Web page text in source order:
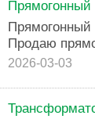
Прямогонный
Прямогонный
Продаю
2026-03-03